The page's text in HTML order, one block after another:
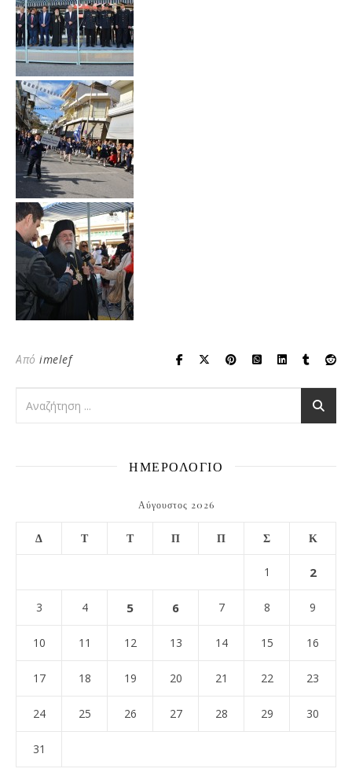
Από imelef
ΗΜΕΡΟΛΟΓΙΟ
Αύγουστος 2026
Δ Τ Τ Π Π Σ Κ
1 2
3 4 5 6 7 8 9
10 11 12 13 14 15 16
17 18 19 20 21 22 23
24 25 26 27 28 29 30
31